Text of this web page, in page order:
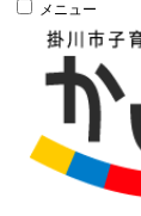
メニュー